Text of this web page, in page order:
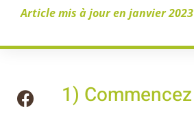
Article mis à jour en janvier 2023
1)